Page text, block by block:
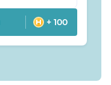
+ 100